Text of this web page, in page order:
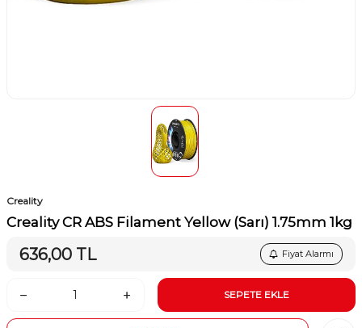
Creality
Creality CR ABS Filament Yellow (Sarı) 1.75mm 1kg
636,00 TL Fiyat Alarmı
SEPETE EKLE